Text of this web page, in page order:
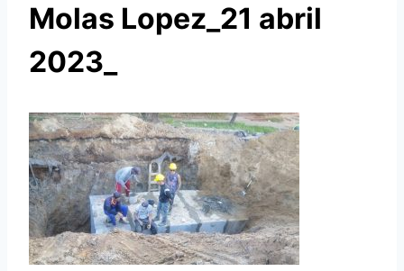
Molas Lopez_21 abril
2023_